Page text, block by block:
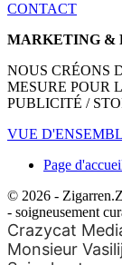
CONTACT
MARKETING &
NOUS CRÉONS
MESURE POUR
PUBLICITÉ /
VUE
Page
© 2026 -
- soigneusement
Crazycat
Monsieur